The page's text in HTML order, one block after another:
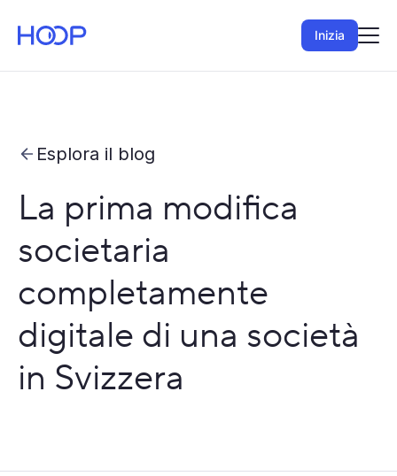
Inizia
Esplora il blog
La prima modifica
societaria
completamente
digitale di una società
in Svizzera